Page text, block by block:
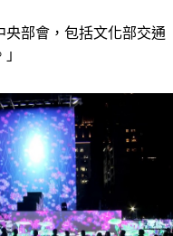
央部會，包括文化部交通